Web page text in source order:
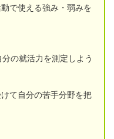
で使える強み・弱みを
の就活力を測定しよう
て自分の苦手分野を把